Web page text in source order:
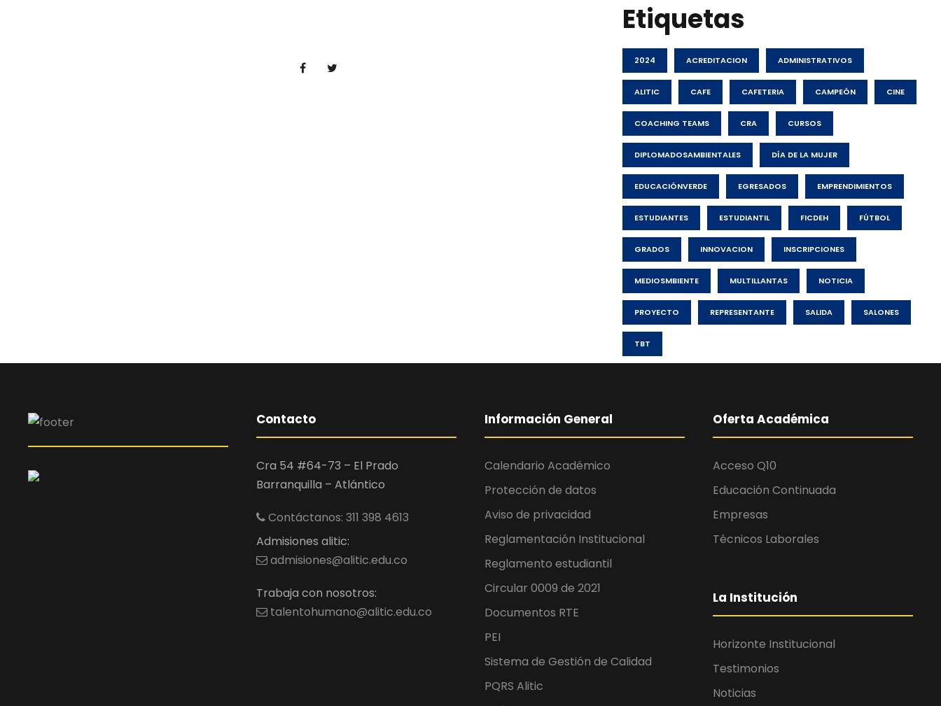
Etiquetas
2024 ACREDITACION ADMINISTRATIVOS
ALITIC CAFE CAFETERIA CAMPEÓN CINE
COACHING TEAMS CRA CURSOS
DIPLOMADOSAMBIENTALES DÍA DE LA MUJER
EDUCACIÓNVERDE EGRESADOS EMPRENDIMIENTOS
ESTUDIANTES ESTUDIANTIL FICDEH FÚTBOL
GRADOS INNOVACION INSCRIPCIONES
MEDIOSMBIENTE MULTILLANTAS NOTICIA
PROYECTO REPRESENTANTE SALIDA SALONES
TBT
Contacto
Cra 54 #64-73 – El Prado
Barranquilla – Atlántico
Contáctanos: 311 398 4613
Admisiones alitic:
admisiones@alitic.edu.co
Trabaja con nosotros:
talentohumano@alitic.edu.co
Información General
Calendario Académico
Protección de datos
Aviso de privacidad
Reglamentación Institucional
Reglamento estudiantil
Circular 0009 de 2021
Documentos RTE
PEI
Sistema de Gestión de Calidad
PQRS Alitic
Oferta Académica
Acceso Q10
Educación Continuada
Empresas
Técnicos Laborales
La Institución
Horizonte Institucional
Testimonios
Noticias